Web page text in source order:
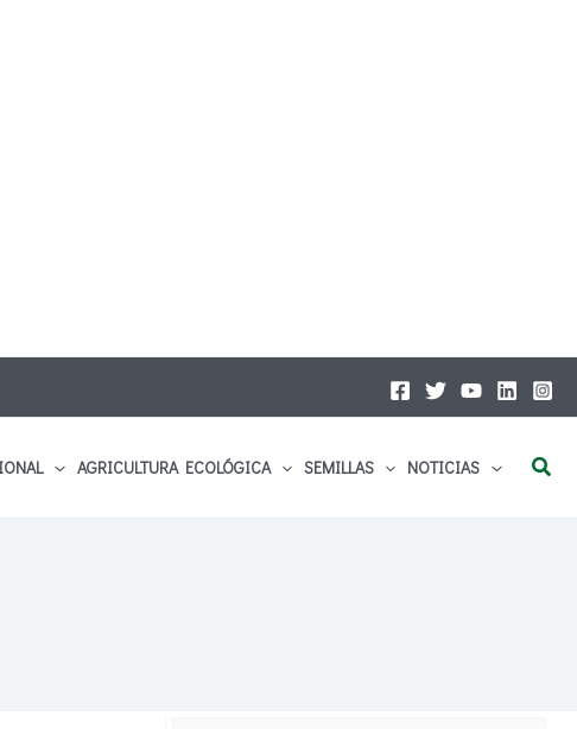
AGRICULTURA ECOLÓGICA SEMILLAS NOTICIAS